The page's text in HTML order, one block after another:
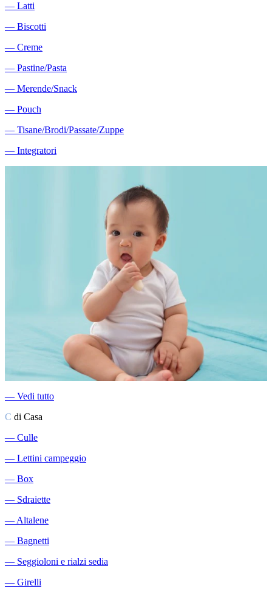
― Latti
― Biscotti
― Creme
― Pastine/Pasta
― Merende/Snack
― Pouch
― Tisane/Brodi/Passate/Zuppe
― Integratori
― Vedi tutto
C di Casa
― Culle
― Lettini campeggio
― Box
― Sdraiette
―Altalene
― Bagnetti
― Seggioloni e rialzi sedia
― Girelli